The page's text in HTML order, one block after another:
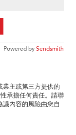
Powered bySendsmith
業主或第三方提供的
承擔任何責任。請聯
內容的風險由您自